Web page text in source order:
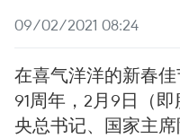
09/02/2021 08:24
在喜气洋洋的新春
91周年，2月9日（
央总书记、国家主